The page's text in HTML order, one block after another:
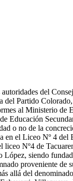
del
del Partido
al Ministerio de
Educación
o no de la
en el Liceo Nº 4 del
Nº4 de
López, siendo
proveniente de
allá del